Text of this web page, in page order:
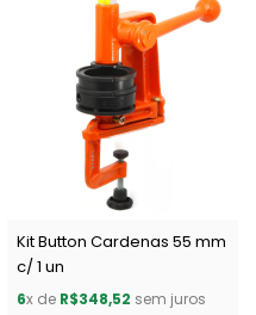
Kit Button Cardenas 55 mm
c/ 1 un
6x de R$348,52 sem juros